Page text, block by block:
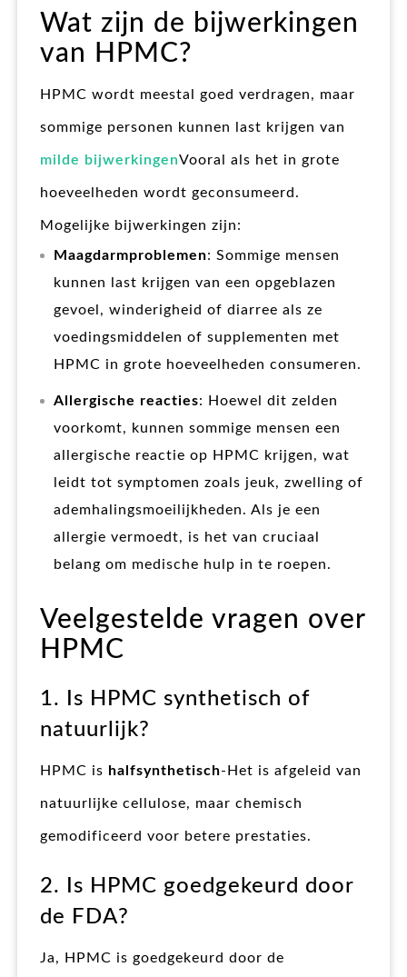
Wat zijn de bijwerkingen
van HPMC?
HPMC wordt meestal goed verdragen, maar
sommige personen kunnen last krijgen van
milde bijwerkingenVooral als het in grote
hoeveelheden wordt geconsumeerd.
Mogelijke bijwerkingen zijn:
Maagdarmproblemen: Sommige mensen
kunnen last krijgen van een opgeblazen
gevoel, winderigheid of diarree als ze
voedingsmiddelen of supplementen met
HPMC in grote hoeveelheden consumeren.
Allergische reacties: Hoewel dit zelden
voorkomt, kunnen sommige mensen een
allergische reactie op HPMC krijgen, wat
leidt tot symptomen zoals jeuk, zwelling of
ademhalingsmoeilijkheden. Als je een
allergie vermoedt, is het van cruciaal
belang om medische hulp in te roepen.
Veelgestelde vragen over
HPMC
1. Is HPMC synthetisch of
natuurlijk?
HPMC is halfsynthetisch-Het is afgeleid van
natuurlijke cellulose, maar chemisch
gemodificeerd voor betere prestaties.
2. Is HPMC goedgekeurd door
de FDA?
Ja, HPMC is goedgekeurd door de